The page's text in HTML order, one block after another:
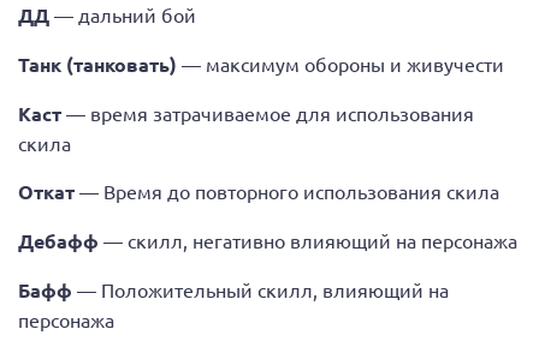
ДД — дальний бой
Танк (танковать) — максимум обороны и живучести
Каст — время затрачиваемое для использования
скила
Откат — Время до повторного использования скила
Дебафф — скилл, негативно влияющий на персонажа
Бафф — Положительный скилл, влияющий на
персонажа